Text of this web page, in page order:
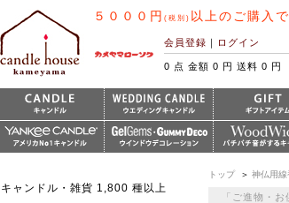
５０００円 (税別) 以上のご購入
会員登録 ｜ ログイン
0 点 金額 0 円 送料 0 円
トップ＞ 神仏用線
「ご進物・
キャンドル・雑貨 1,800 種以上